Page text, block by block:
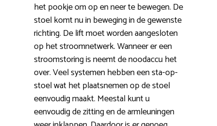
het pookje om op en neer te bewegen. De
stoel komt nu in beweging in de gewenste
richting. De lift moet worden aangesloten
op het stroomnetwerk. Wanneer er een
stroomstoring is neemt de noodaccu het
over. Veel systemen hebben een sta-op-
stoel wat het plaatsnemen op de stoel
eenvoudig maakt. Meestal kunt u
eenvoudig de zitting en de armleuningen